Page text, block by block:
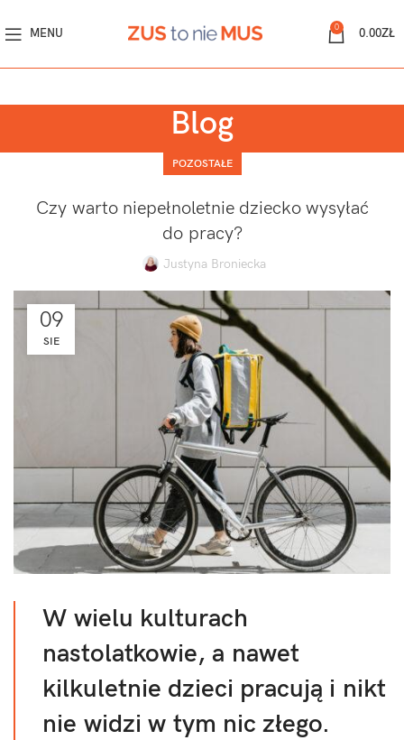
MENU 0 0.00ZŁ
Blog
POZOSTAŁE
Czy warto niepełnoletnie dziecko wysyłać
do pracy?
Justyna Broniecka
09
SIE
W wielu kulturach
nastolatkowie, a nawet
kilkuletnie dzieci pracują i nikt
nie widzi w tym nic złego.